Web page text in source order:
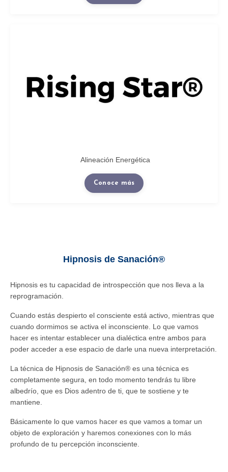
Alineación Energética
Conoce más
Hipnosis de Sanación®
Hipnosis es tu capacidad de introspección que nos lleva a la
reprogramación.
Cuando estás despierto el consciente está activo, mientras que
cuando dormimos se activa el inconsciente. Lo que vamos
hacer es intentar establecer una dialéctica entre ambos para
poder acceder a ese espacio de darle una nueva interpretación.
La técnica de Hipnosis de Sanación®️ es una técnica es
completamente segura, en todo momento tendrás tu libre
albedrío, que es Dios adentro de ti, que te sostiene y te
mantiene.
Básicamente lo que vamos hacer es que vamos a tomar un
objeto de exploración y haremos conexiones con lo más
profundo de tu percepción inconsciente.